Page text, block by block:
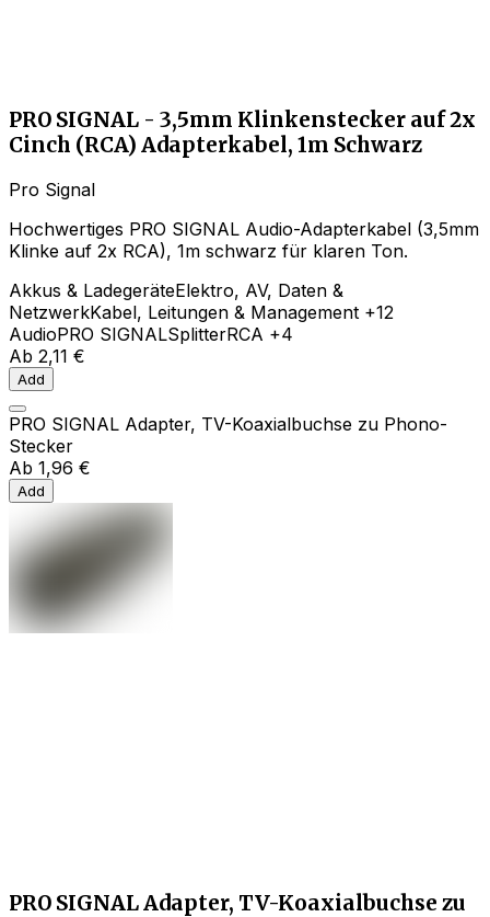
PRO SIGNAL - 3,5mm Klinkenstecker auf 2x
Cinch (RCA) Adapterkabel, 1m Schwarz
Pro Signal
Hochwertiges PRO SIGNAL Audio-Adapterkabel (3,5mm
Klinke auf 2x RCA), 1m schwarz für klaren Ton.
Akkus & LadegeräteElektro, AV, Daten &
NetzwerkKabel, Leitungen & Management +12
AudioPRO SIGNALSplitterRCA +4
Ab 2,11 €
Add
PRO SIGNAL Adapter, TV-Koaxialbuchse zu Phono-
Stecker
Ab 1,96 €
Add
PRO SIGNAL Adapter, TV-Koaxialbuchse zu